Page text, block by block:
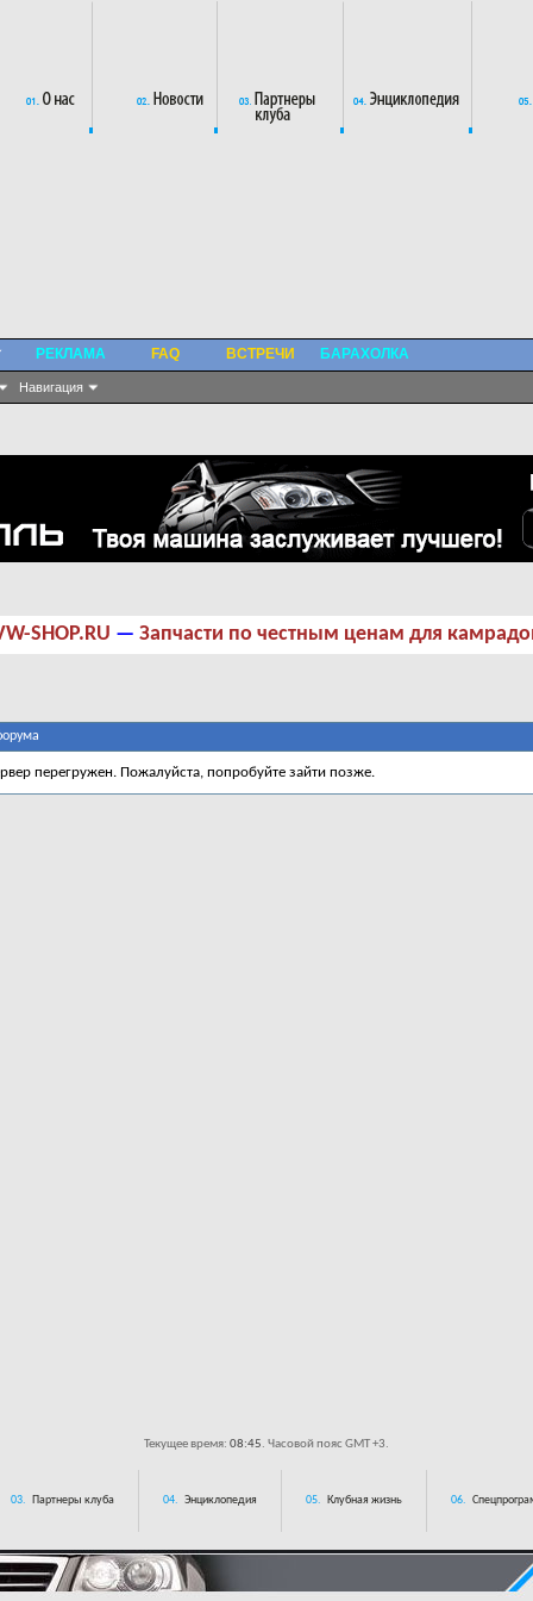
Навигация
РЕКЛАМА FAQ ВСТРЕЧИ БАРАХОЛКА
SHOP.RU — Запчасти по честным ценам для
перегружен. Пожалуйста, попробуйте зайти позже.
Текущее время: 08:45. Часовой пояс GMT +3.
03. Партнеры клуба 04. Энциклопедия 05. Клубная жизнь 06.